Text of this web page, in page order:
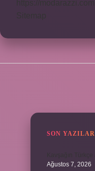
SON YAZILAR
Ağustos 7, 2026